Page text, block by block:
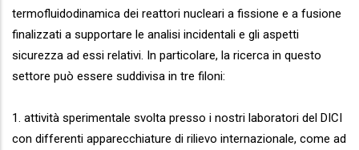
termofluidodinamica dei reattori nucleari a fissione e a fusione
finalizzati a supportare le analisi incidentali e gli aspetti
sicurezza ad essi relativi. In particolare, la ricerca in questo
settore può essere suddivisa in tre filoni:
1. attività sperimentale svolta presso i nostri laboratori del DICI
con differenti apparecchiature di rilievo internazionale, come ad